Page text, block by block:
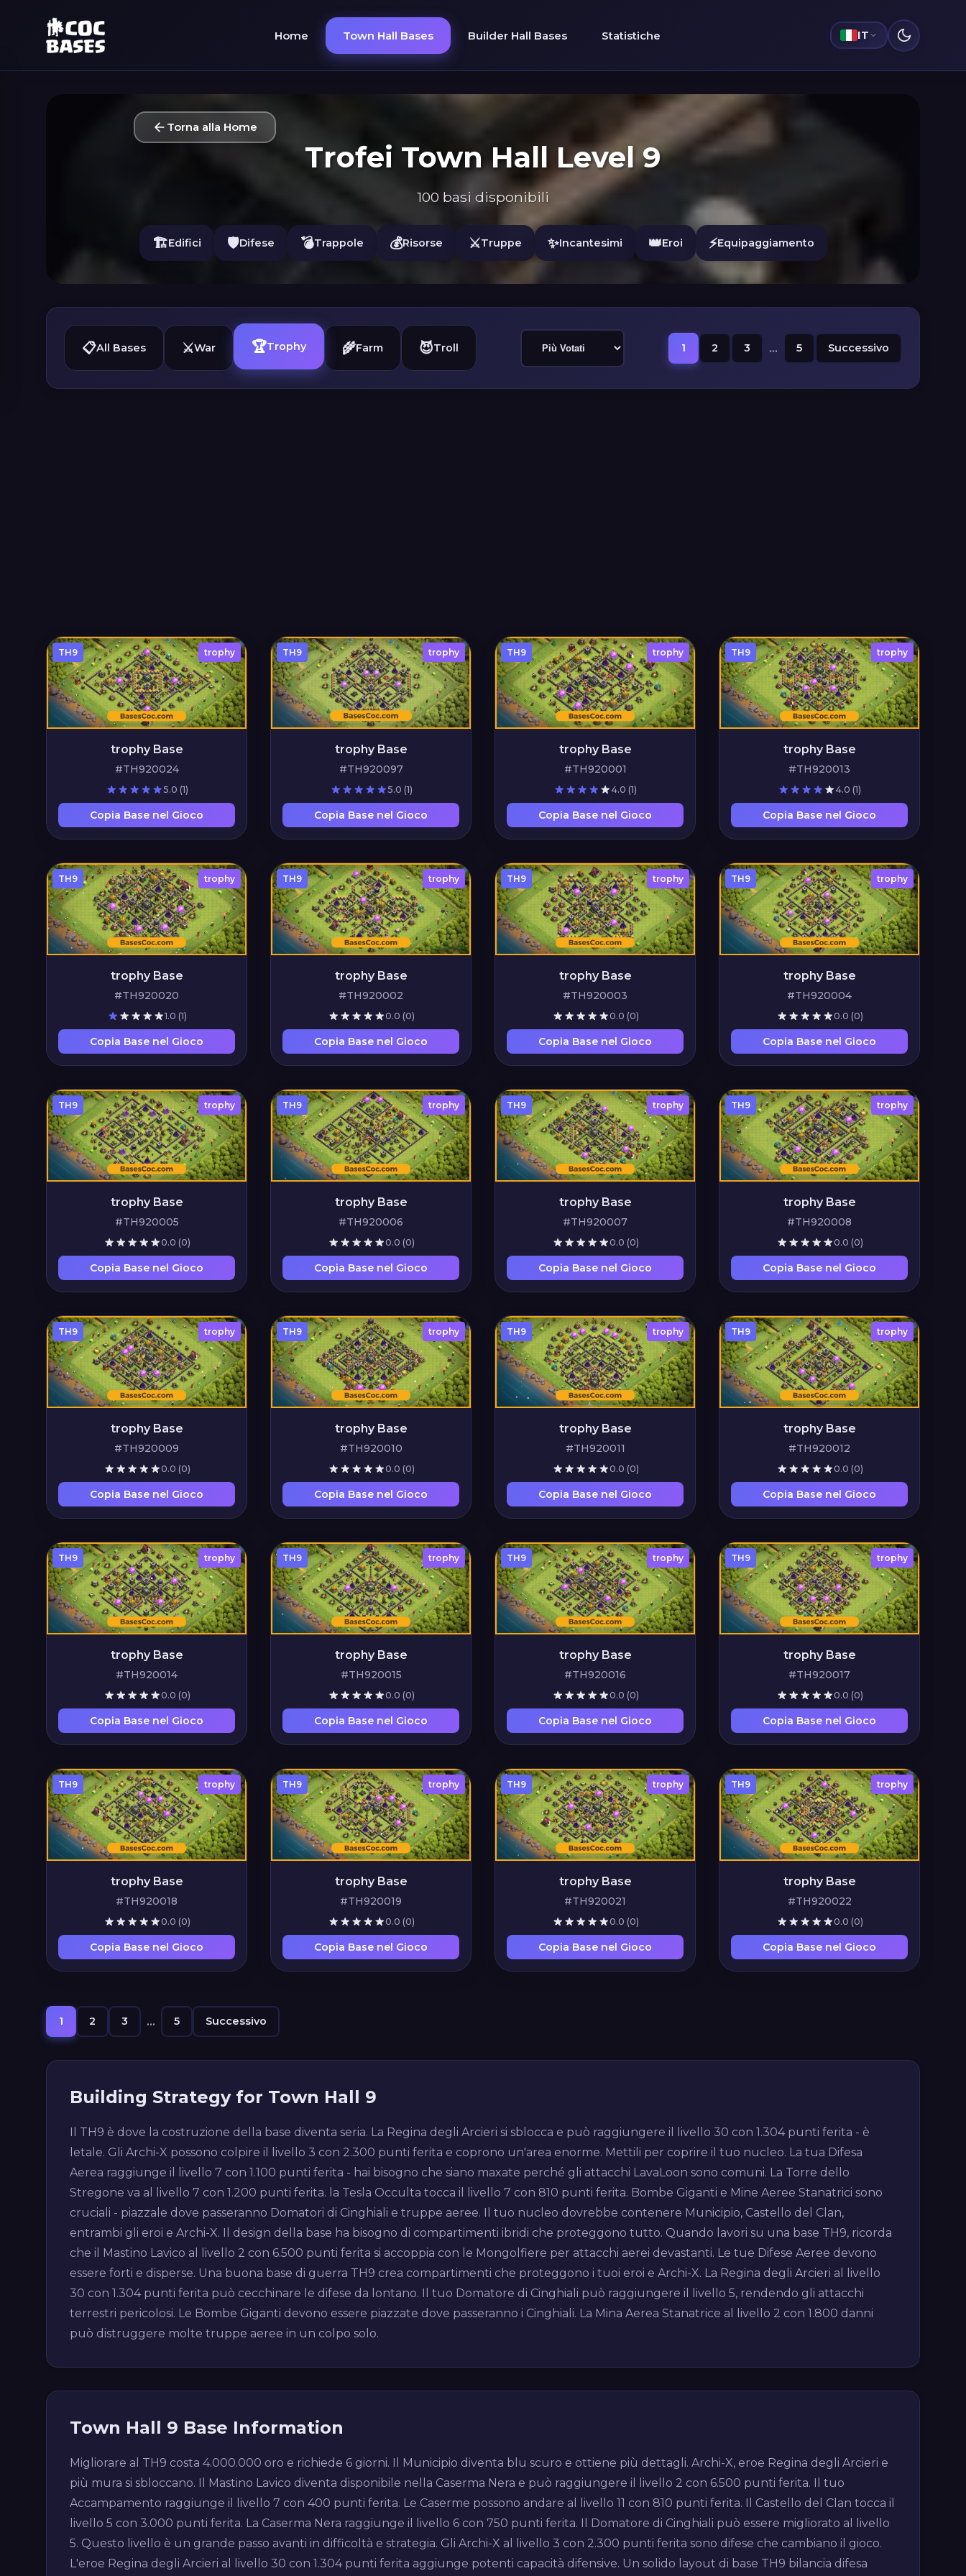
Home Town Hall Bases Builder Hall Bases Statistiche IT
Torna alla Home
Trofei Town Hall Level 9
100 basi disponibili
🏗️Edifici 🛡️Difese 💣Trappole 💰Risorse ⚔️Truppe ✨Incantesimi 👑Eroi ⚡Equipaggiamento
📋All Bases ⚔️War 🏆Trophy 🌾Farm 😈Troll 1 2 3 ... 5 Successivo
TH9 trophy
trophy Base
#TH920024
5.0 (1)
Copia Base nel Gioco
TH9 trophy
trophy Base
#TH920097
5.0 (1)
Copia Base nel Gioco
TH9 trophy
trophy Base
#TH920001
4.0 (1)
Copia Base nel Gioco
TH9 trophy
trophy Base
#TH920013
4.0 (1)
Copia Base nel Gioco
TH9 trophy
trophy Base
#TH920020
1.0 (1)
Copia Base nel Gioco
TH9 trophy
trophy Base
#TH920002
0.0 (0)
Copia Base nel Gioco
TH9 trophy
trophy Base
#TH920003
0.0 (0)
Copia Base nel Gioco
TH9 trophy
trophy Base
#TH920004
0.0 (0)
Copia Base nel Gioco
TH9 trophy
trophy Base
#TH920005
0.0 (0)
Copia Base nel Gioco
TH9 trophy
trophy Base
#TH920006
0.0 (0)
Copia Base nel Gioco
TH9 trophy
trophy Base
#TH920007
0.0 (0)
Copia Base nel Gioco
TH9 trophy
trophy Base
#TH920008
0.0 (0)
Copia Base nel Gioco
TH9 trophy
trophy Base
#TH920009
0.0 (0)
Copia Base nel Gioco
TH9 trophy
trophy Base
#TH920010
0.0 (0)
Copia Base nel Gioco
TH9 trophy
trophy Base
#TH920011
0.0 (0)
Copia Base nel Gioco
TH9 trophy
trophy Base
#TH920012
0.0 (0)
Copia Base nel Gioco
TH9 trophy
trophy Base
#TH920014
0.0 (0)
Copia Base nel Gioco
TH9 trophy
trophy Base
#TH920015
0.0 (0)
Copia Base nel Gioco
TH9 trophy
trophy Base
#TH920016
0.0 (0)
Copia Base nel Gioco
TH9 trophy
trophy Base
#TH920017
0.0 (0)
Copia Base nel Gioco
TH9 trophy
trophy Base
#TH920018
0.0 (0)
Copia Base nel Gioco
TH9 trophy
trophy Base
#TH920019
0.0 (0)
Copia Base nel Gioco
TH9 trophy
trophy Base
#TH920021
0.0 (0)
Copia Base nel Gioco
TH9 trophy
trophy Base
#TH920022
0.0 (0)
Copia Base nel Gioco
1 2 3 ... 5 Successivo
Building Strategy for Town Hall 9
Il TH9 è dove la costruzione della base diventa seria. La Regina degli Arcieri si sblocca e può raggiungere il livello 30 con 1.304 punti ferita - è
letale. Gli Archi-X possono colpire il livello 3 con 2.300 punti ferita e coprono un'area enorme. Mettili per coprire il tuo nucleo. La tua Difesa
Aerea raggiunge il livello 7 con 1.100 punti ferita - hai bisogno che siano maxate perché gli attacchi LavaLoon sono comuni. La Torre dello
Stregone va al livello 7 con 1.200 punti ferita. la Tesla Occulta tocca il livello 7 con 810 punti ferita. Bombe Giganti e Mine Aeree Stanatrici sono
cruciali - piazzale dove passeranno Domatori di Cinghiali e truppe aeree. Il tuo nucleo dovrebbe contenere Municipio, Castello del Clan,
entrambi gli eroi e Archi-X. Il design della base ha bisogno di compartimenti ibridi che proteggono tutto. Quando lavori su una base TH9, ricorda
che il Mastino Lavico al livello 2 con 6.500 punti ferita si accoppia con le Mongolfiere per attacchi aerei devastanti. Le tue Difese Aeree devono
essere forti e disperse. Una buona base di guerra TH9 crea compartimenti che proteggono i tuoi eroi e Archi-X. La Regina degli Arcieri al livello
30 con 1.304 punti ferita può cecchinare le difese da lontano. Il tuo Domatore di Cinghiali può raggiungere il livello 5, rendendo gli attacchi
terrestri pericolosi. Le Bombe Giganti devono essere piazzate dove passeranno i Cinghiali. La Mina Aerea Stanatrice al livello 2 con 1.800 danni
può distruggere molte truppe aeree in un colpo solo.
Town Hall 9 Base Information
Migliorare al TH9 costa 4.000.000 oro e richiede 6 giorni. Il Municipio diventa blu scuro e ottiene più dettagli. Archi-X, eroe Regina degli Arcieri e
più mura si sbloccano. Il Mastino Lavico diventa disponibile nella Caserma Nera e può raggiungere il livello 2 con 6.500 punti ferita. Il tuo
Accampamento raggiunge il livello 7 con 400 punti ferita. Le Caserme possono andare al livello 11 con 810 punti ferita. Il Castello del Clan tocca il
livello 5 con 3.000 punti ferita. La Caserma Nera raggiunge il livello 6 con 750 punti ferita. Il Domatore di Cinghiali può essere migliorato al livello
5. Questo livello è un grande passo avanti in difficoltà e strategia. Gli Archi-X al livello 3 con 2.300 punti ferita sono difese che cambiano il gioco.
L'eroe Regina degli Arcieri al livello 30 con 1.304 punti ferita aggiunge potenti capacità difensive. Un solido layout di base TH9 bilancia difesa